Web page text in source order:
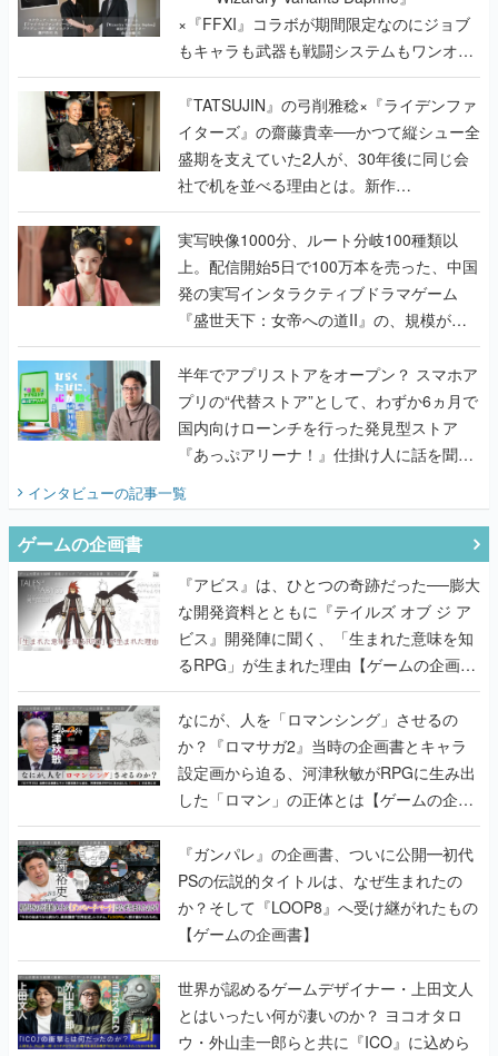
×『FFXI』コラボが期間限定なのにジョブ
もキャラも武器も戦闘システムもワンオフ
で作り込まれた理由を両ディレクターに聞
く
『TATSUJIN』の弓削雅稔×『ライデンファ
イターズ』の齋藤貴幸──かつて縦シュー全
盛期を支えていた2人が、30年後に同じ会
社で机を並べる理由とは。新作
『TATSUJIN EXTREME』で初タッグを組
んだレジェンド2人に訊く開発秘話
実写映像1000分、ルート分岐100種類以
上。配信開始5日で100万本を売った、中国
発の実写インタラクティブドラマゲーム
『盛世天下：女帝への道II』の、規模が違
うこだわりをプロデューサーに聞いた
半年でアプリストアをオープン？ スマホア
プリの“代替ストア”として、わずか6ヵ月で
国内向けローンチを行った発見型ストア
『あっぷアリーナ！』仕掛け人に話を聞い
てみた
インタビューの記事一覧
ゲームの企画書
『アビス』は、ひとつの奇跡だった──膨大
な開発資料とともに『テイルズ オブ ジ ア
ビス』開発陣に聞く、「生まれた意味を知
るRPG」が生まれた理由【ゲームの企画
書】
なにが、人を「ロマンシング」させるの
か？『ロマサガ2』当時の企画書とキャラ
設定画から迫る、河津秋敏がRPGに生み出
した「ロマン」の正体とは【ゲームの企画
書】
『ガンパレ』の企画書、ついに公開━初代
PSの伝説的タイトルは、なぜ生まれたの
か？そして『LOOP8』へ受け継がれたもの
【ゲームの企画書】
世界が認めるゲームデザイナー・上田文人
とはいったい何が凄いのか？ ヨコオタロ
ウ・外山圭一郎らと共に『ICO』に込めら